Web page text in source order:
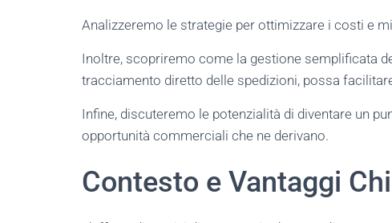
Analizzeremo le strategie per ottimizzare i costi e
Inoltre, scopriremo come la gestione semplificata
tracciamento diretto delle spedizioni, possa
Infine, discuteremo le potenzialità di diventare un
opportunità commerciali che ne derivano.
Contesto e Vantaggi